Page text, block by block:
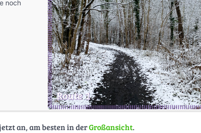
noch
an, am besten in derGroßansicht.